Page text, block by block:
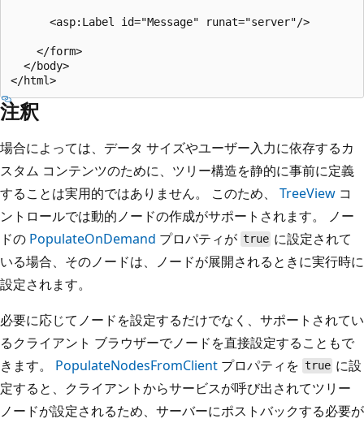
      <asp:Label id="Message" runat="server"/>
    </form>
  </body>
注釈
場合によっては、データ サイズやユーザー入力に依存するカ
スタム コンテンツのために、ツリー構造を静的に事前に定義
することは実用的ではありません。 このため、 TreeView コ
ントロールでは動的ノードの作成がサポートされます。 ノー
ドの PopulateOnDemand プロパティが true に設定されて
いる場合、そのノードは、ノードが展開されるときに実行時に
設定されます。
必要に応じてノードを設定するだけでなく、サポートされてい
るクライアント ブラウザーでノードを直接設定することもで
きます。 PopulateNodesFromClient プロパティを true に設
定すると、クライアントからサービスが呼び出されてツリー
ノードが設定されるため、サーバーにポストバックする必要が